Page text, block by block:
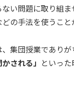
い問題に取り組
の手法を使うこと
集団授業でありが
される」 といっ